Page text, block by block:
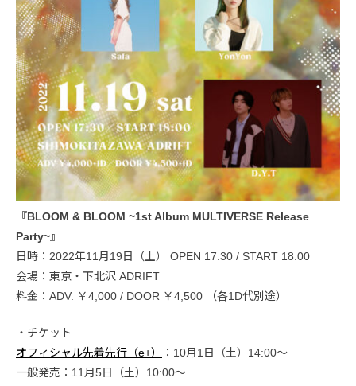
『BLOOM & BLOOM ~1st Album MULTIVERSE Release
Party~』
日時：2022年11月19日（土） OPEN 17:30 / START 18:00
会場：東京・下北沢 ADRIFT
料金：ADV. ￥4,000 / DOOR ￥4,500 （各1D代別途）
・チケット
オフィシャル先着先行（e+）
：10月1日（土）14:00〜
一般発売：11月5日（土）10:00〜